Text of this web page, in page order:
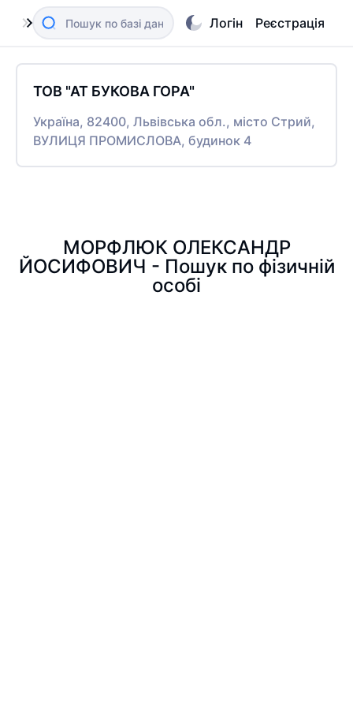
Логін Реєстрація
ТОВ "АТ БУКОВА ГОРА"
Україна, 82400, Львівська обл., місто Стрий,
ВУЛИЦЯ ПРОМИСЛОВА, будинок 4
МОРФЛЮК ОЛЕКСАНДР
ЙОСИФОВИЧ - Пошук по фізичній
особі